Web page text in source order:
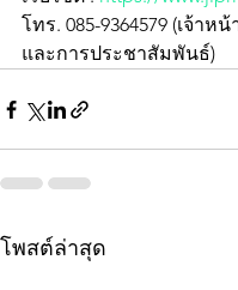
โทร. 085-9364579 (เจ้าห
และการประชาสัมพันธ์)
โพสต์ล่าสุด